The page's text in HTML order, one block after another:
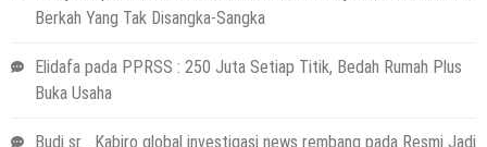
Berkah Yang Tak Disangka-Sangka
Elidafa pada PPRSS : 250 Juta Setiap Titik, Bedah Rumah Plus
Buka Usaha
Budi sr_ Kabiro global investigasi news rembang pada Resmi Jadi